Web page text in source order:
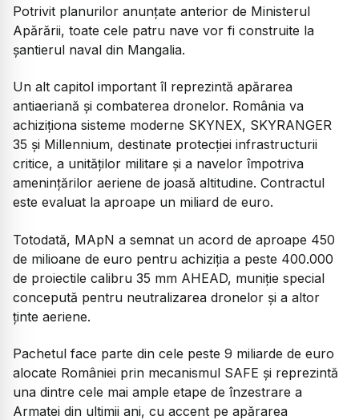
Potrivit planurilor anunțate anterior de Ministerul
Apărării, toate cele patru nave vor fi construite la
șantierul naval din Mangalia.
Un alt capitol important îl reprezintă apărarea
antiaeriană și combaterea dronelor. România va
achiziționa sisteme moderne SKYNEX, SKYRANGER
35 și Millennium, destinate protecției infrastructurii
critice, a unităților militare și a navelor împotriva
amenințărilor aeriene de joasă altitudine. Contractul
este evaluat la aproape un miliard de euro.
Totodată, MApN a semnat un acord de aproape 450
de milioane de euro pentru achiziția a peste 400.000
de proiectile calibru 35 mm AHEAD, muniție special
concepută pentru neutralizarea dronelor și a altor
ținte aeriene.
Pachetul face parte din cele peste 9 miliarde de euro
alocate României prin mecanismul SAFE și reprezintă
una dintre cele mai ample etape de înzestrare a
Armatei din ultimii ani, cu accent pe apărarea